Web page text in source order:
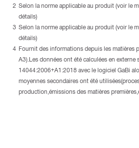
Selon la norme applicable au produit (voir le
détails)
Selon la norme applicable au produit (voir le
détails)
Fournit des informations depuis les matières
A3).Les données ont été calculées en externe
14044:2006+A1:2018 avec le logiciel GaBi
moyennes secondaires ont été
production,émissions des matières